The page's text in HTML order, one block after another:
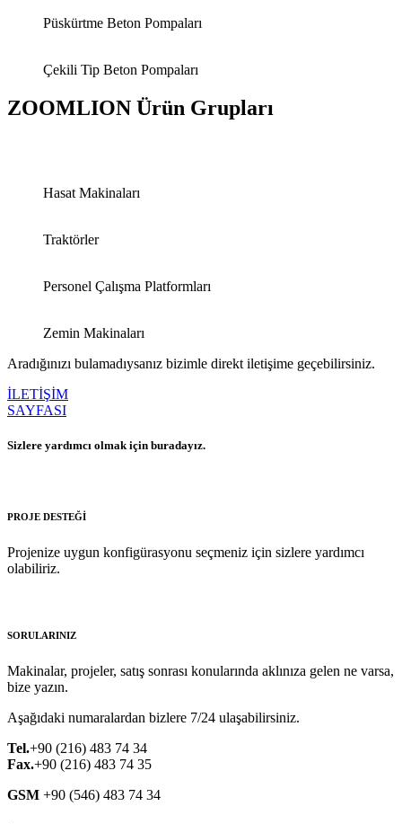
Püskürtme Beton Pompaları
Çekili Tip Beton Pompaları
ZOOMLION Ürün Grupları
Hasat Makinaları
Traktörler
Personel Çalışma Platformları
Zemin Makinaları
Aradığınızı bulamadıysanız bizimle direkt iletişime geçebilirsiniz.
İLETİŞİM
SAYFASI
Sizlere yardımcı olmak için buradayız.
PROJE DESTEĞİ
Projenize uygun konfigürasyonu seçmeniz için sizlere yardımcı
olabiliriz.
SORULARINIZ
Makinalar, projeler, satış sonrası konularında aklınıza gelen ne varsa,
bize yazın.
Aşağıdaki numaralardan bizlere 7/24 ulaşabilirsiniz.
Tel.+90 (216) 483 74 34
Fax.+90 (216) 483 74 35
GSM +90 (546) 483 74 34